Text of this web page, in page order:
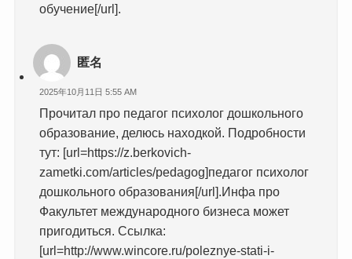
обучение[/url].
匿名
2025年10月11日 5:55 AM
Прочитал про педагог психолог дошкольного
образование, делюсь находкой. Подробности
тут: [url=https://z.berkovich-
zametki.com/articles/pedagog]педагог психолог
дошкольного образования[/url].Инфа про
Факультет международного бизнеса может
пригодиться. Ссылка:
[url=http://www.wincore.ru/poleznye-stati-i-